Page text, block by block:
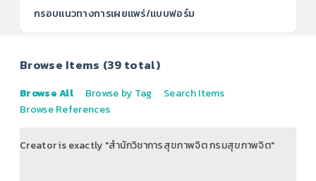
กรอบแนวทางการเผยแพร่/แบบฟอร์ม
Browse Items (39 total)
Browse All Browse by Tag
Search Items
Browse References
Creator is exactly "สำนักวิชาการสุขภาพจิต กรมสุขภาพจิต"